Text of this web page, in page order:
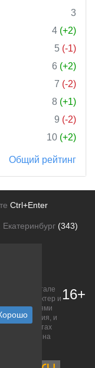
3
4 (+2)
5 (-1)
6 (+2)
7 (-2)
8 (+1)
9 (-2)
10 (+2)
Общий рейтинг
Ctrl+Enter
(343)
на портале
характер и
положениями
описания, и
на сайтах
право на
16+